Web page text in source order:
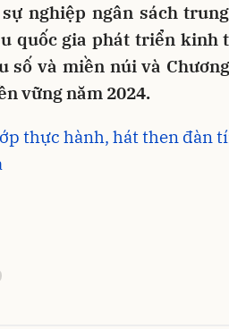
nghiệp ngân sách
quốc gia phát triển kinh
số và miền núi và
vững năm 2024.
thực hành, hát then đàn